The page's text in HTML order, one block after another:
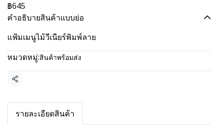
฿645
คำอธิบายสินค้าแบบย่อ
แฟ้มเมนูไม้วีเนียร์พิมพ์ลาย
หมวดหมู่:สินค้าพร้อมส่ง
แชร์
รายละเอียดสินค้า